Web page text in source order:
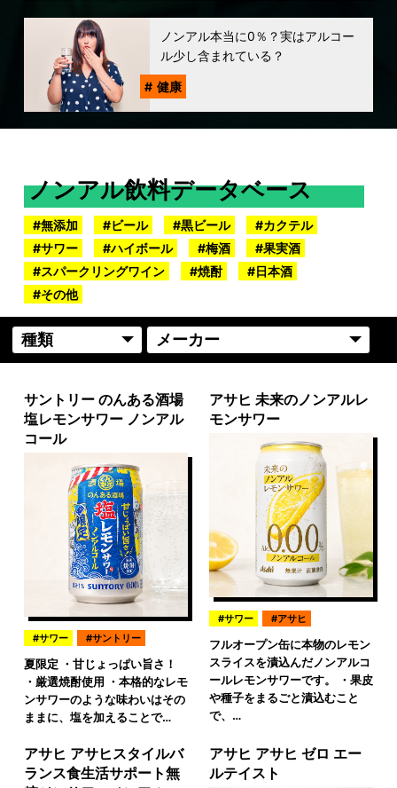
ノンアル本当に0％？実はアルコー
ル少し含まれている？
健康
ノンアル飲料データベース
無添加 ビール 黒ビール
カクテル
サワー
ハイボール 梅酒
果実酒
スパークリングワイン
焼酎
日本酒
その他
サントリー のんある酒場
塩レモンサワー ノンアル
コール
サワー サントリー
夏限定 ・甘じょっぱい旨さ！
・厳選焼酎使用 ・本格的なレモ
ンサワーのような味わいはその
ままに、塩を加えることで…
アサヒ 未来のノンアルレ
モンサワー
サワー アサヒ
フルオープン缶に本物のレモン
スライスを漬込んだノンアルコ
ールレモンサワーです。 ・果皮
や種子をまるごと漬込むこと
で、…
アサヒ アサヒスタイルバ
ランス食生活サポート無
アサヒ アサヒ ゼロ エー
ルテイスト